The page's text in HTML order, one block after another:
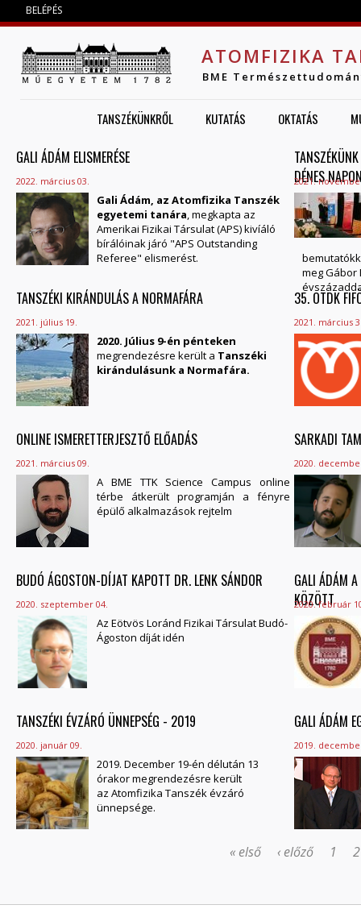
BELÉPÉS
ATOMFIZIKA
BME
TANSZÉKÜNKRŐL KUTATÁS OKTATÁS
GALI ÁDÁM ELISMERÉSE
2022. március 03.
Gali Ádám, az Atomfizika Tanszék
egyetemi tanára, megkapta az
Amerikai Fizikai Társulat (APS) kivíáló
bírálóinak járó "APS Outstanding
Referee" elismerést.
DÉNES
2021.
meg
TANSZÉKI KIRÁNDULÁS A NORMAFÁRA
2021. július 19.
2020. Július 9-én pénteken
megrendezésre került a Tanszéki
kirándulásunk a Normafára.
35. OTDK
2021. március
ONLINE ISMERETTERJESZTŐ ELŐADÁS
2021. március 09.
A BME TTK Science Campus online
térbe átkerült programján a fényre
épülő alkalmazások rejtelm
SARKADI
2020.
BUDÓ ÁGOSTON-DÍJAT KAPOTT DR. LENK SÁNDOR
2020. szeptember 04.
Az Eötvös Loránd Fizikai Társulat Budó-
Ágoston díját idén
GALI ÁDÁM
KÖZÖTT
2020. február
TANSZÉKI ÉVZÁRÓ ÜNNEPSÉG - 2019
2020. január 09.
2019. December 19-én délután 13
órakor megrendezésre került
az Atomfizika Tanszék évzáró
ünnepsége.
GALI ÁDÁM
2019.
OLDALAK
« első ‹ előző 1 2